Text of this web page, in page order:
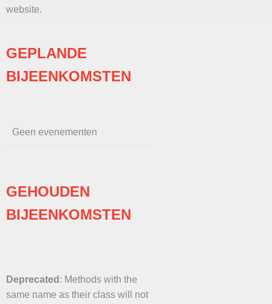
website.
GEPLANDE
BIJEENKOMSTEN
Geen evenementen
GEHOUDEN
BIJEENKOMSTEN
Deprecated : Methods with the
same name as their class will not